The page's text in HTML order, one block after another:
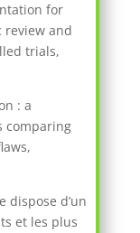
for
review and
trials,
: a
comparing
dispose d’un
et les plus